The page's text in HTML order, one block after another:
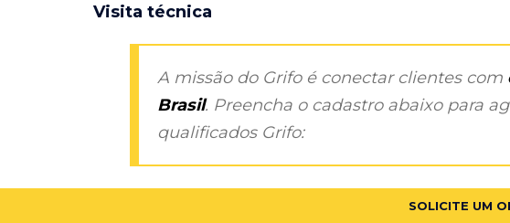
Visita técnica
A missão do Grifo é conectar clientes com
Brasil. Preencha o cadastro abaixo para
qualificados Grifo:
SOLICITE UM